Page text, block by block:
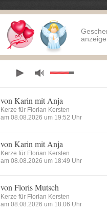
von Karin mit Anja
Kerze für Florian Kersten
am 08.08.2026 um 19:52 Uhr
von Karin mit Anja
Kerze für Florian Kersten
am 08.08.2026 um 18:49 Uhr
von Floris Mutsch
Kerze für Florian Kersten
am 08.08.2026 um 18:06 Uhr